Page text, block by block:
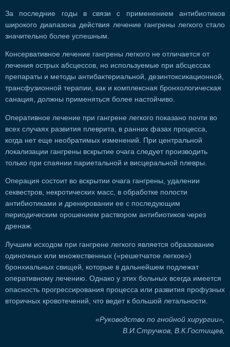
За последние годы в связи с применением антибиотиков
широкого диапазона действия лечение гангрены легкого стало
значительно более успешным.
Консервативное лечение гангрены легкого не отличается от
лечения острых абсцессов, но используемые при абсцессах
препараты и методы антибактериальной, дезинтоксикационной,
трансфузионной терапии, как и комплексная бронхологическая
санация, должны применяться более настойчиво.
Оперативное лечение при гангрене легкого показано почти во
всех случаях развития плеврита, в ранних фазах процесса,
когда нет еще необратимых изменений. При центральной
локализации гангрены вскрытие очага следует производить
только при спаянии париетальной и висцеральной плевры.
Операция состоит во вскрытии очага гангрены, удалении
секвестров, некротических масс, в обработке полости
антибиотиками и дренировании ее с последующим
периодическим орошением раствором антибиотиков через
дренаж.
Лучшим исходом при гангрене легкого является образование
одиночных или множественных («решетчатое легкое»)
бронхиальных свищей, которые в дальнейшем подлежат
оперативному лечению. Однако у этих больных всегда имеется
опасность прогрессирования процесса или развития профузных
вторичных кровотечений, что ведет к большой летальности.
«Руководство по гнойной хирургии»,
В.И.Стручков, В.К.Гостищев,